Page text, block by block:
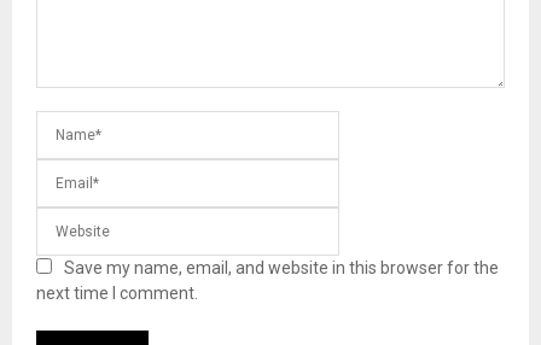
Save my name, email, and website in this browser for the
next time I comment.